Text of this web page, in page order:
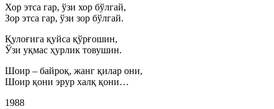
Хор этса гар, ўзи хор бўлгай,
Зор этса гар, ўзи зор бўлгай.
Қулоғига қуйса қўрғошин,
Ўзи уқмас ҳурлик товушин.
Шоир – байроқ, жанг қилар они,
Шоир қони эрур халқ қони…
1988